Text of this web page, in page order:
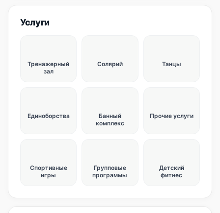
Услуги
Тренажерный
зал
Солярий Танцы
Единоборства
Банный
комплекс
Прочие услуги
Спортивные
игры
Групповые
программы
Детский
фитнес